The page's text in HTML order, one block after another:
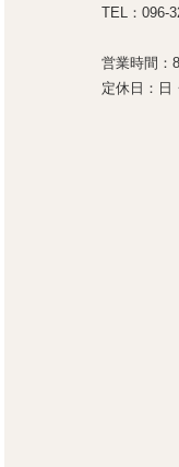
TEL：096-
営業時間：
定休日：日